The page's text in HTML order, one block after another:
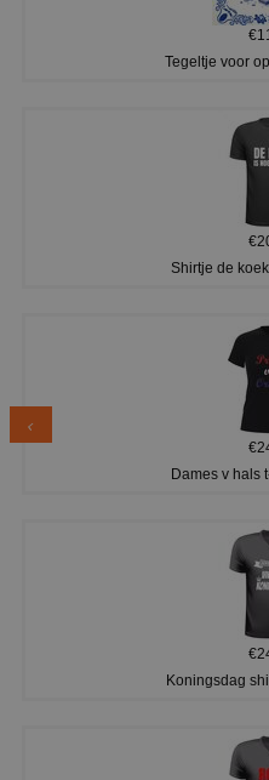
Tegeltje voor
Shirtje de koek
Dames v hals
Koningsdag